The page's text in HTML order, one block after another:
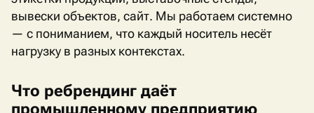
вывески объектов, сайт. Мы работаем системно
— с пониманием, что каждый носитель несёт
нагрузку в разных контекстах.
Что ребрендинг даёт
промышленному предприятию